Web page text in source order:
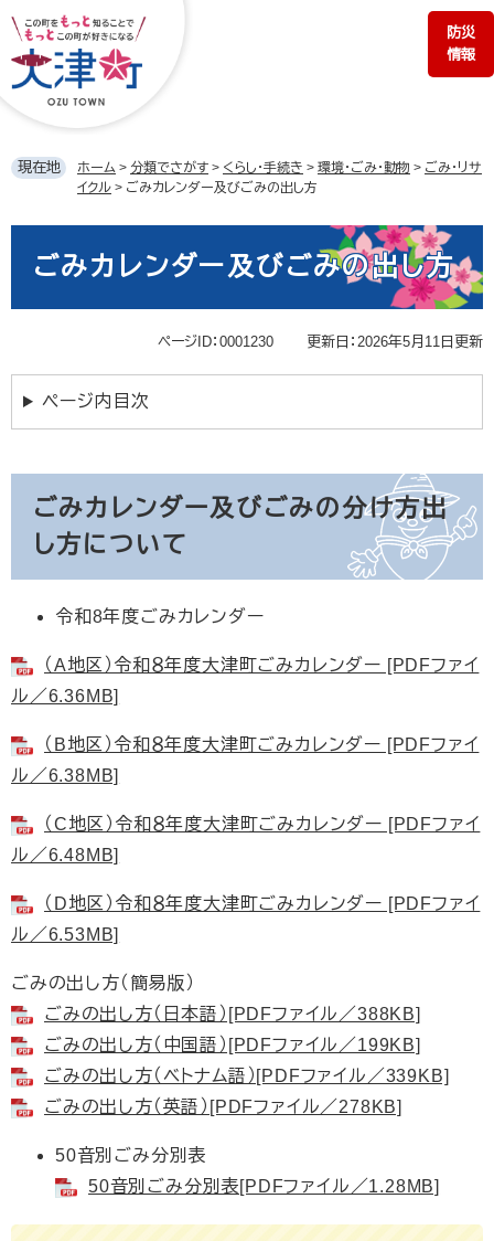
ジ
の
す。
ュ
ー
し
防災
情報
現在地 ホーム > 分類でさがす > くらし・手続き > 環境・ごみ・動物 > ごみ・リサ
イクル > ごみカレンダー及びごみの出し方
ごみカレンダー及びごみの出し方
ページID：0001230 更新日：2026年5月11日更新
ページ内目次
ごみカレンダー及びごみの分け方出
し方について​
令和8年度ごみカレンダー
（A地区）令和８年度大津町ごみカレンダー [PDFファイ
ル／6.36MB]
（B地区）令和８年度大津町ごみカレンダー [PDFファイ
ル／6.38MB]
（C地区）令和８年度大津町ごみカレンダー [PDFファイ
ル／6.48MB]
（D地区）令和８年度大津町ごみカレンダー [PDFファイ
ル／6.53MB]
ごみの出し方（簡易版）
ごみの出し方（日本語）[PDFファイル／388KB]
ごみの出し方（中国語）[PDFファイル／199KB]
ごみの出し方（ベトナム語）[PDFファイル／339KB]
ごみの出し方（英語）[PDFファイル／278KB]
50音別ごみ分別表
50音別ごみ分別表[PDFファイル／1.28MB]